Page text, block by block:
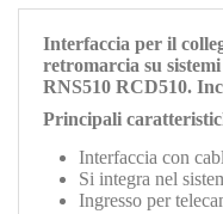
Interfaccia per il
retromarcia su
RNS510 RCD510.
Principali
Interfaccia con
Si integra nel
Ingresso per